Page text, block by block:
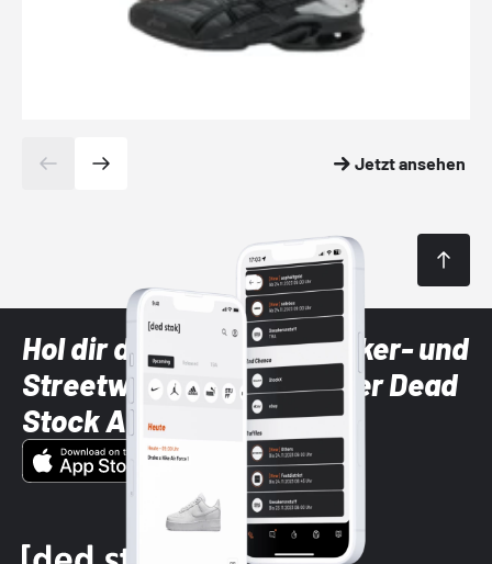
Jetzt ansehen
Hol dir die neuesten Sneaker- und
Streetwear-Brands mit der Dead
Stock App